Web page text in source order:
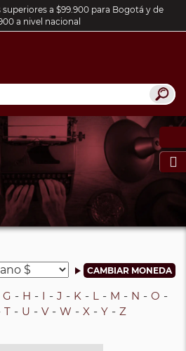
a $99.900 para Bogotá y de
a nivel nacional

G H I J K L M N
O
T U V W X Y Z